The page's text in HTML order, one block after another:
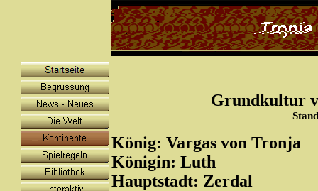
Grundkultur
König: Vargas von Tronja
Königin: Luth
Hauptstadt: Zerdal